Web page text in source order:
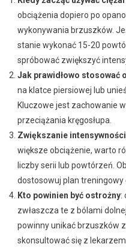
obciążenia dopiero po
wykonywania brzuszków.
stanie wykonać 15-20
spróbować zwiększyć
Jak prawidłowo stosować
na klatce piersiowej lub
Kluczowe jest zachowanie
przeciążania kręgosłupa.
Zwiększanie
większe obciążenie, warto
liczby serii lub powtórzeń.
dostosowuj plan treningowy
Kto powinien być ostrożny:
zwłaszcza te z bólami
powinny unikać brzuszków
skonsultować się z